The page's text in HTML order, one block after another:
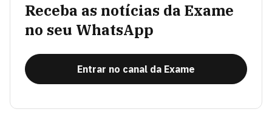
Receba as notícias da Exame
no seu WhatsApp
Entrar no canal da Exame